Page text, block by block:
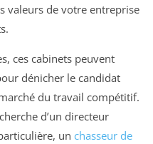
valeurs de votre entreprise
ces cabinets peuvent
dénicher le candidat
du travail compétitif.
d’un directeur
un chasseur de